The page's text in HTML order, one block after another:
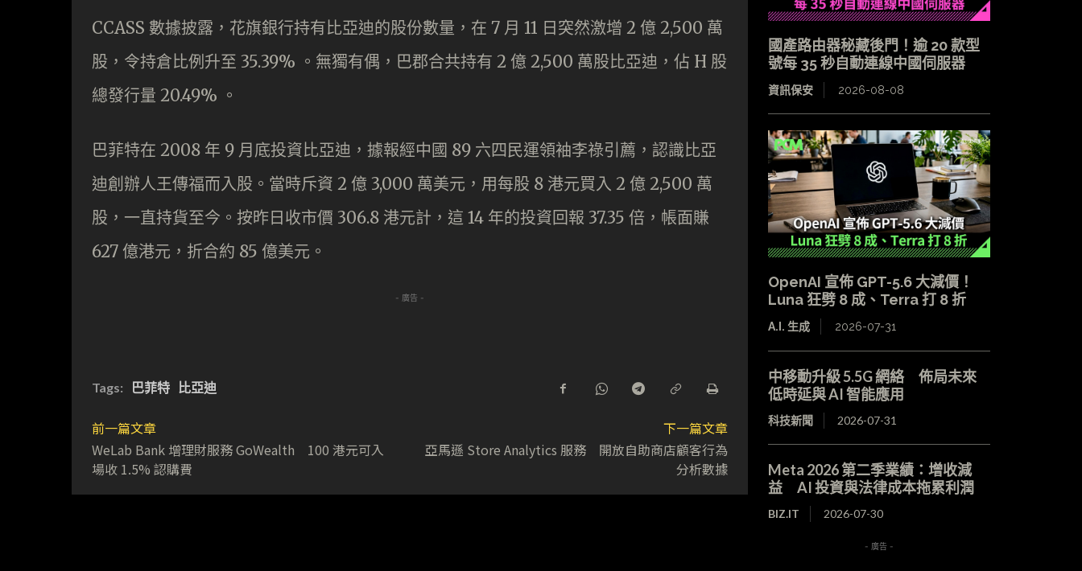
CCASS 數據披露，花旗銀行持有比亞迪的股份數量，在 7 月 11 日突然激增 2 億 2,500 萬
股，令持倉比例升至 35.39% 。無獨有偶，巴郡合共持有 2 億 2,500 萬股比亞迪，佔 H 股
總發行量 20.49% 。
巴菲特在 2008 年 9 月底投資比亞迪，據報經中國 89 六四民運領袖李祿引薦，認識比亞
迪創辦人王傳福而入股。當時斥資 2 億 3,000 萬美元，用每股 8 港元買入 2 億 2,500 萬
股，一直持貨至今。按昨日收市價 306.8 港元計，這 14 年的投資回報 37.35 倍，帳面賺
627 億港元，折合約 85 億美元。
- 廣告 -
Tags: 巴菲特 比亞迪
前一篇文章
WeLab Bank 增理財服務 GoWealth 100 港元可入
場收 1.5% 認購費
下一篇文章
亞馬遜 Store Analytics 服務 開放自助商店顧客行為
分析數據
國產路由器秘藏後門！逾 20 款型
號每 35 秒自動連線中國伺服器
資訊保安 2026-08-08
OpenAI 宣佈 GPT-5.6 大減價！
Luna 狂劈 8 成、Terra 打 8 折
A.I. 生成 2026-07-31
中移動升級 5.5G 網絡 佈局未來
低時延與 AI 智能應用
科技新聞 2026-07-31
Meta 2026 第二季業績：增收減
益 AI 投資與法律成本拖累利潤
BIZ.IT 2026-07-30
- 廣告 -